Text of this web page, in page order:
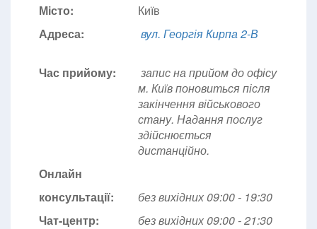
Місто:
Київ
Адреса:
вул. Георгія Кирпа 2-В
Час прийому:
запис на прийом до офісу
м. Київ поновиться після
закінчення військового
стану. Надання послуг
здійснюється
дистанційно.
Онлайн
консультації:
без вихідних 09:00 - 19:30
Чат-центр:
без вихідних 09:00 - 21:30